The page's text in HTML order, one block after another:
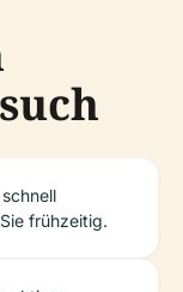
frühzeitig.